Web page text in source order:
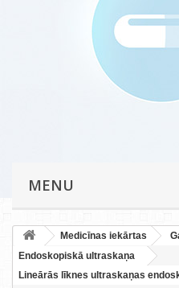
PRIVĀTUMA
MENU
Medicīnas iekārtas
Endoskopiskā ultraskaņa
Lineārās līknes ultraskaņas